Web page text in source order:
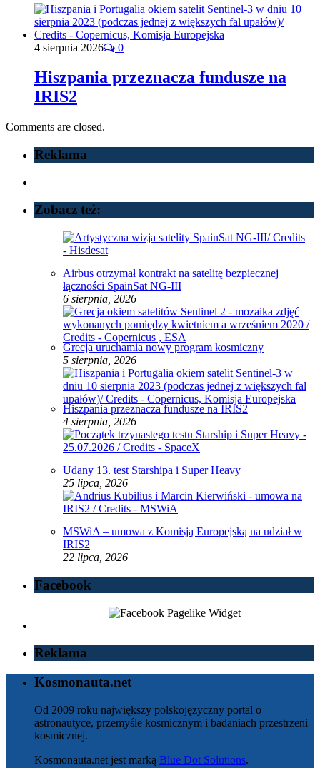
4 sierpnia 2026 0
Hiszpania przeznacza fundusze na
IRIS2
Comments are closed.
Reklama
Zobacz też:
Airbus otrzymał kontrakt na satelitę bezpiecznej
łączności SpainSat NG-III
6 sierpnia, 2026
Grecja uruchamia nowy program kosmiczny
5 sierpnia, 2026
Hiszpania przeznacza fundusze na IRIS2
4 sierpnia, 2026
Udany 13. test Starshipa i Super Heavy
25 lipca, 2026
MSWiA – umowa z Komisją Europejską na udział w
IRIS2
22 lipca, 2026
Facebook
Reklama
Kosmonauta.net
Od 2009 roku największy polskojęzyczny portal o
astronautyce, przemyśle kosmicznym i badaniach przestrzeni
kosmicznej.
Kosmonauta.net jest marką Blue Dot Solutions.